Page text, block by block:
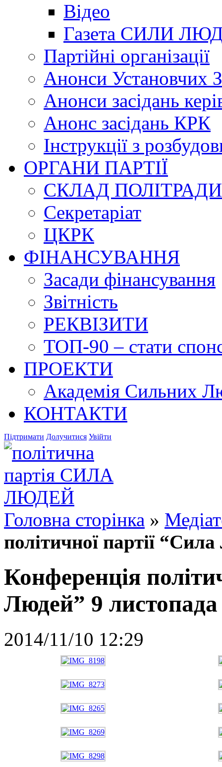
Відео
Газета СИЛИ
Партійні організації
Анонси Установчих
Анонси засідань
Анонс засідань КРК
Інструкції з
ОРГАНИ ПАРТІЇ
СКЛАД ПОЛІТРАДИ
Секретаріат
ЦКРК
ФІНАНСУВАННЯ
Засади фінансування
Звітність
РЕКВІЗИТИ
ТОП-90 – стати
ПРОЕКТИ
Академія Сильних
КОНТАКТИ
Підтримати Долучитися Увійти
Головна сторінка »
політичної партії
Конференція
Людей” 9 листопада
2014/11/10 12:29